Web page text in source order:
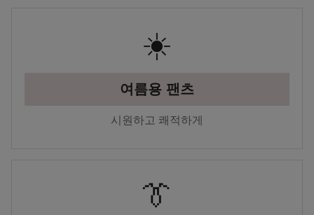
☀️
여름용 팬츠
시원하고 쾌적하게
👔